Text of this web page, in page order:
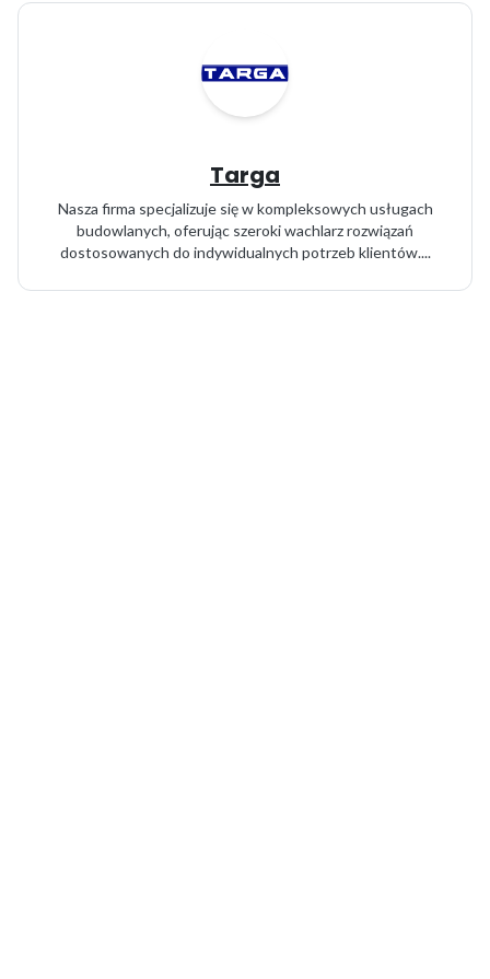
Targa
Nasza firma specjalizuje się w kompleksowych usługach
budowlanych, oferując szeroki wachlarz rozwiązań
dostosowanych do indywidualnych potrzeb klientów....